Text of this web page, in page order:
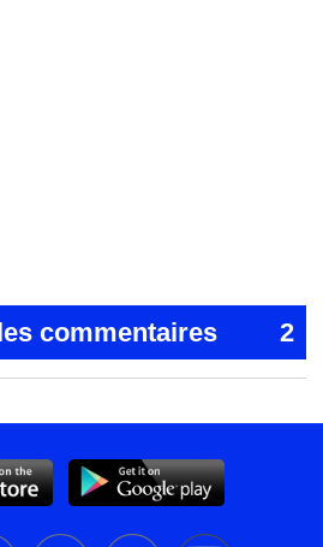
commentaires 2